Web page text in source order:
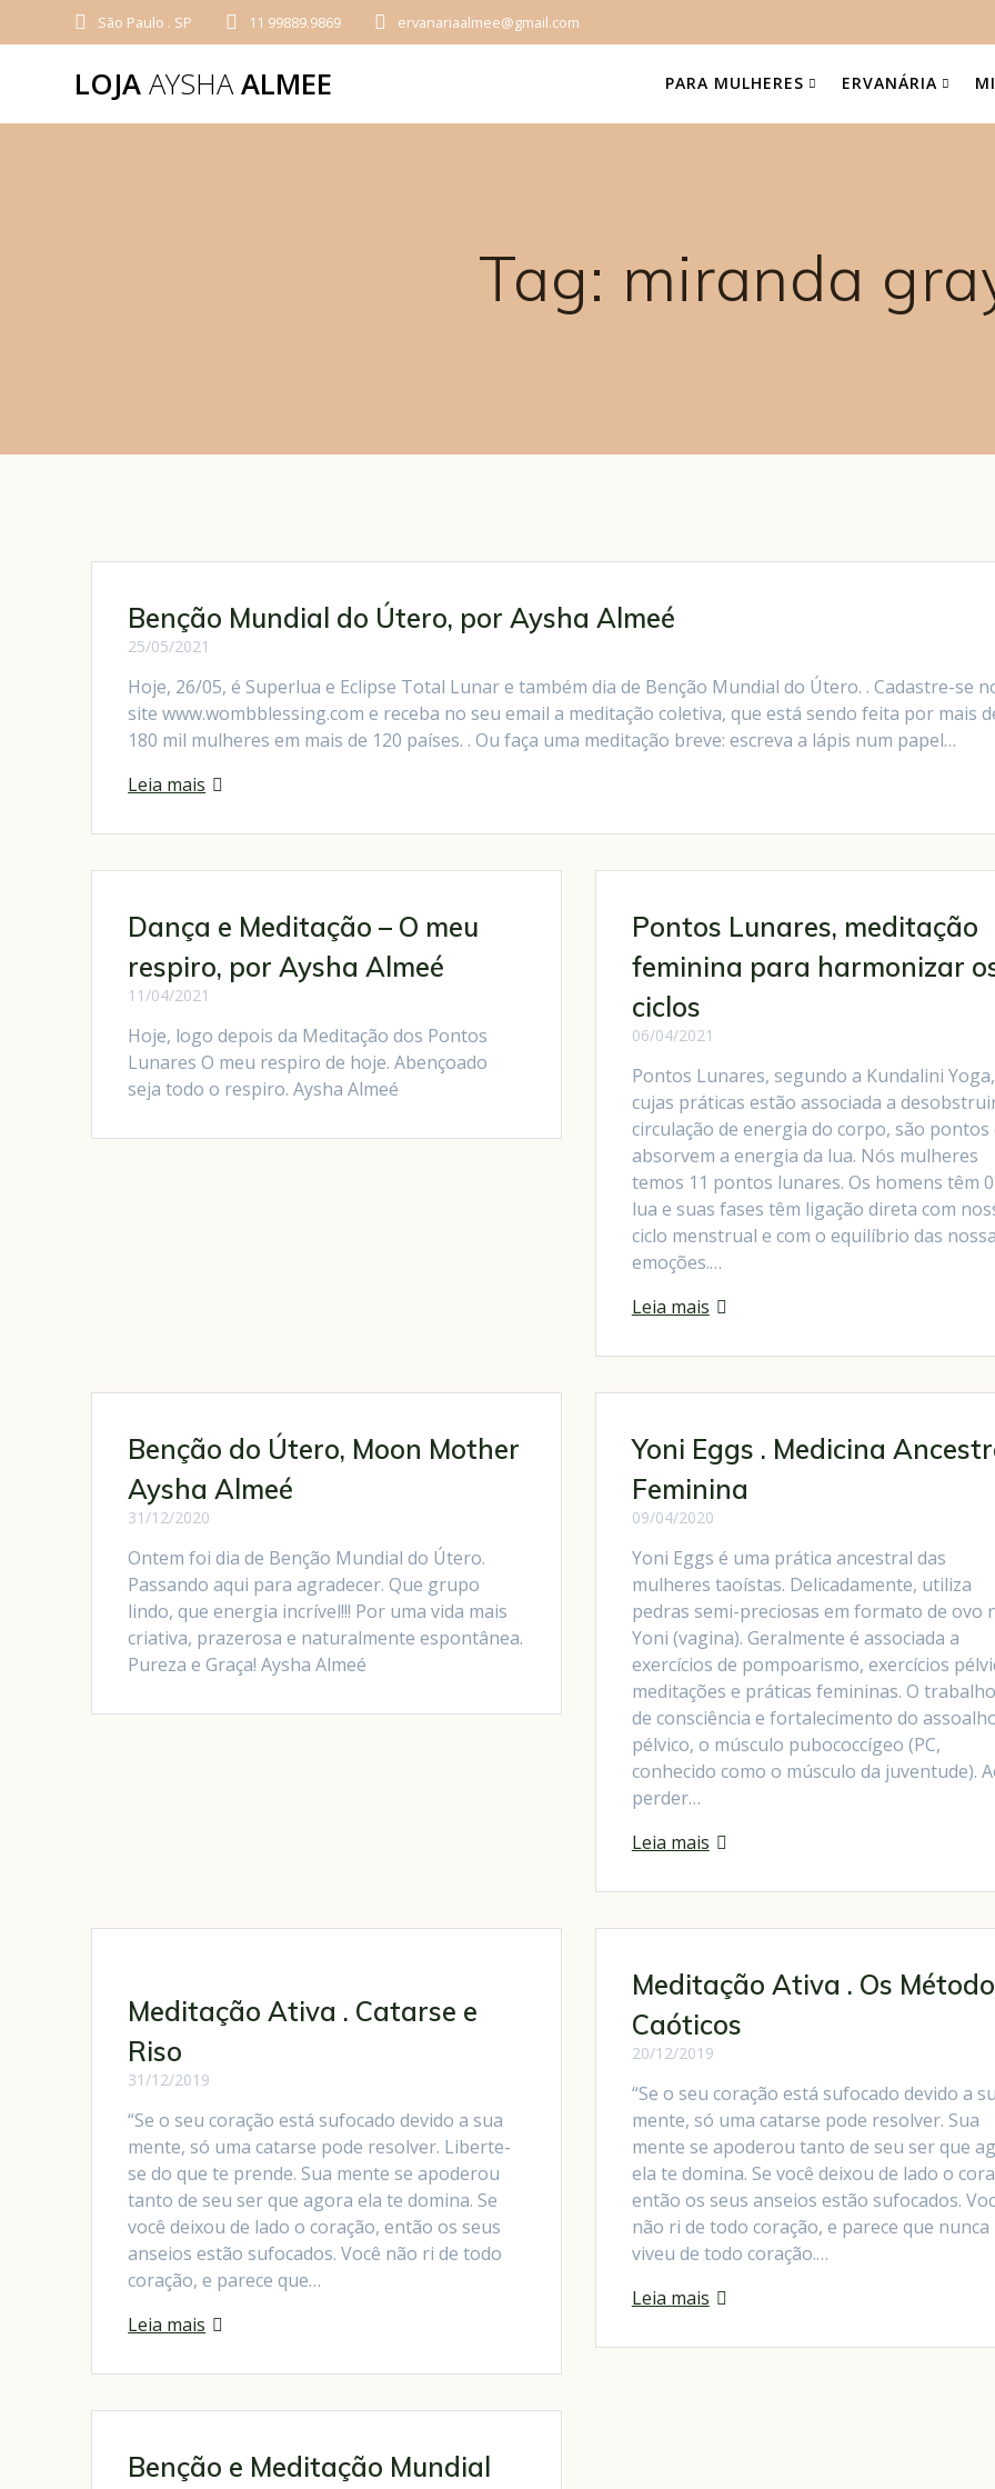
São Paulo . SP 11 99889.9869 ervanariaalmee@gmail.com
LOJA AYSHAALMEE PARA MULHERES ERVANÁRIA
Tag: miranda
Benção Mundial do Útero, por Aysha Almeé
25/05/2021
Hoje, 26/05, é Superlua e Eclipse Total Lunar e também dia de Benção Mundial do Útero. . Cadastre-se
site www.wombblessing.com e receba no seu email a meditação coletiva, que está sendo feita por mais
180 mil mulheres em mais de 120 países. . Ou faça uma meditação breve: escreva a lápis num papel…
Leia mais
Dança e Meditação – O meu
respiro, por Aysha Almeé
11/04/2021
Hoje, logo depois da Meditação dos Pontos
Lunares O meu respiro de hoje. Abençoado
seja todo o respiro. Aysha Almeé
Pontos Lunares, meditação
feminina para harmonizar
ciclos
06/04/2021
Pontos Lunares, segundo a Kundalini Yoga,
cujas práticas estão associada a
circulação de energia do corpo, são pontos
absorvem a energia da lua. Nós mulheres
temos 11 pontos lunares. Os homens têm
lua e suas fases têm ligação direta com
ciclo menstrual e com o equilíbrio das
emoções.…
Leia mais
Benção do Útero, Moon Mother
Aysha Almeé
31/12/2020
Ontem foi dia de Benção Mundial do Útero.
Passando aqui para agradecer. Que grupo
lindo, que energia incrível!!! Por uma vida mais
criativa, prazerosa e naturalmente espontânea.
Pureza e Graça! Aysha Almeé
Yoni Eggs . Medicina
Feminina
09/04/2020
Yoni Eggs é uma prática ancestral das
mulheres taoístas. Delicadamente, utiliza
pedras semi-preciosas em formato de ovo
Yoni (vagina). Geralmente é associada a
exercícios de pompoarismo, exercícios
meditações e práticas femininas. O
de consciência e fortalecimento do
pélvico, o músculo pubococcígeo (PC,
conhecido como o músculo da juventude).
perder…
Leia mais
Meditação Ativa . Catarse e
Riso
31/12/2019
“Se o seu coração está sufocado devido a sua
mente, só uma catarse pode resolver. Liberte-
se do que te prende. Sua mente se apoderou
tanto de seu ser que agora ela te domina. Se
você deixou de lado o coração, então os seus
anseios estão sufocados. Você não ri de todo
coração, e parece que…
Leia mais
Meditação Ativa . Os
Caóticos
20/12/2019
“Se o seu coração está sufocado devido a
mente, só uma catarse pode resolver. Sua
mente se apoderou tanto de seu ser que
ela te domina. Se você deixou de lado o
então os seus anseios estão sufocados.
não ri de todo coração, e parece que nunca
viveu de todo coração.…
Leia mais
Benção e Meditação Mundial